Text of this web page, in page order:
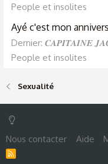
People et insolites
Ayé c'est mon
Dernier: 𝑪𝑨𝑷𝑰𝑻𝑨𝑰𝑵𝑬
People et insolites
Sexualité
Nous contacter Aide